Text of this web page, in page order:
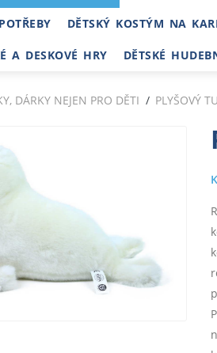
DĚTSKÝ KOSTÝM NA
A DESKOVÉ HRY DĚTSKÉ
DÁRKY NEJEN PRO DĚTI PLYŠOVÝ